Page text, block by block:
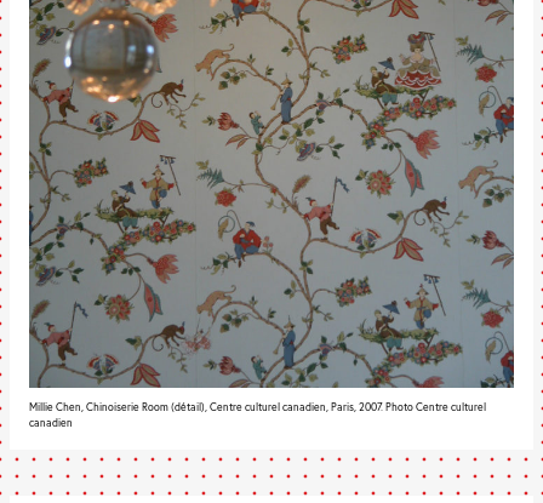
Millie Chen, Chinoiserie Room (détail), Centre culturel canadien, Paris, 2007. Photo Centre culturel
canadien